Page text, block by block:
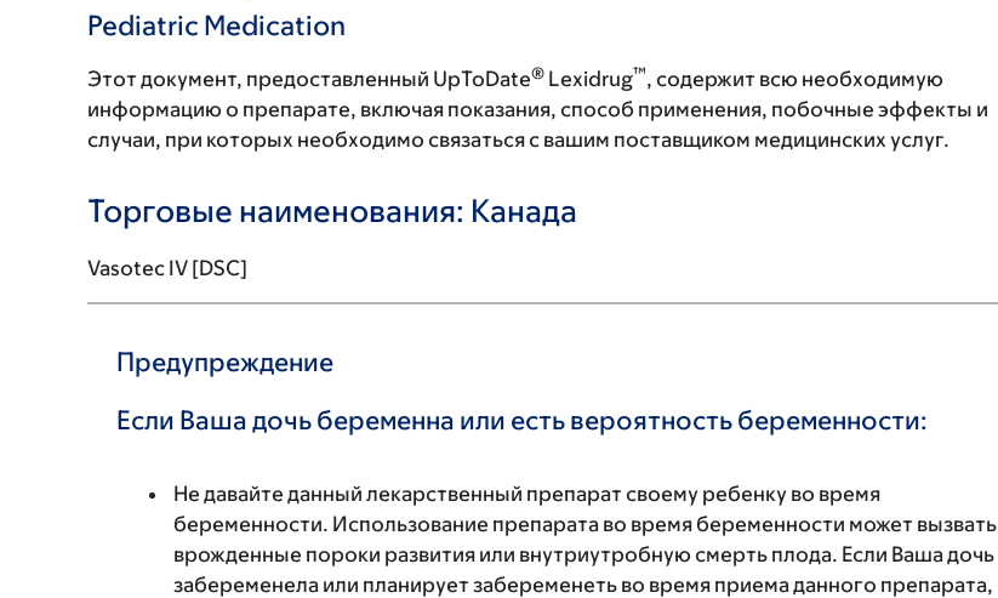
Pediatric Medication
Этот документ, предоставленный UpToDate® Lexidrug™, содержит всю необходимую
информацию о препарате, включая показания, способ применения, побочные эффекты и
случаи, при которых необходимо связаться с вашим поставщиком медицинских услуг.
Торговые наименования: Канада
Vasotec IV [DSC]
Предупреждение
Если Ваша дочь беременна или есть вероятность беременности:
Не давайте данный лекарственный препарат своему ребенку во время
беременности. Использование препарата во время беременности может вызвать
врожденные пороки развития или внутриутробную смерть плода. Если Ваша дочь
забеременела или планирует забеременеть во время приема данного препарата,